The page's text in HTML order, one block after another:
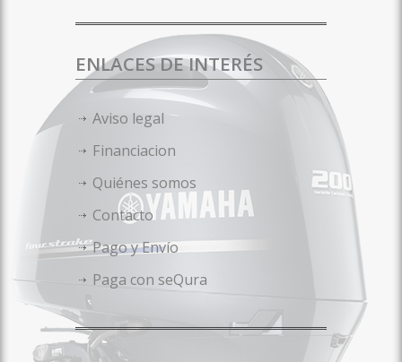
ENLACES DE INTERÉS
Aviso legal
Financiacion
Quiénes somos
Contacto
Pago y Envío
Paga con seQura